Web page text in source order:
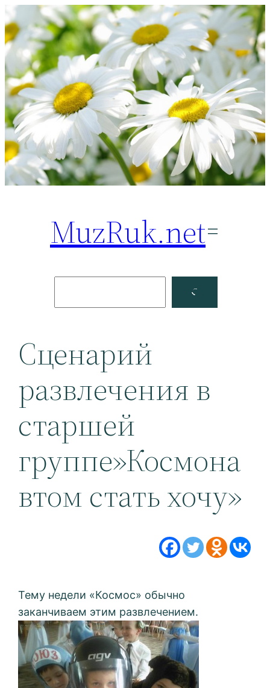
Перейти
к
содержимому
MuzRuk.net
Facebook
Сценарий
развлечения в
старшей
группе»Космона
втом стать хочу»
Тему недели «Космос» обычно
заканчиваем этим развлечением.